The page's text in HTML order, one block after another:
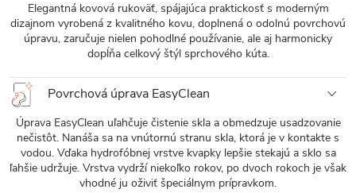
Elegantná kovová rukoväť, spájajúca praktickosť s moderným
dizajnom vyrobená z kvalitného kovu, doplnená o odolnú povrchovú
úpravu, zaručuje nielen pohodlné používanie, ale aj harmonicky
dopĺňa celkový štýl sprchového kúta.
Povrchová úprava EasyClean
Úprava EasyClean uľahčuje čistenie skla a obmedzuje usadzovanie
nečistôt. Nanáša sa na vnútornú stranu skla, ktorá je v kontakte s
vodou. Vďaka hydrofóbnej vrstve kvapky lepšie stekajú a sklo sa
ľahšie udržuje. Vrstva vydrží niekoľko rokov, po dvoch rokoch je však
vhodné ju oživiť špeciálnym prípravkom.